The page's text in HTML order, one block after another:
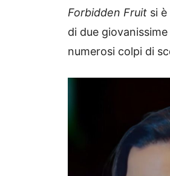
Forbidden Fruit si
di due
numerosi colpi di